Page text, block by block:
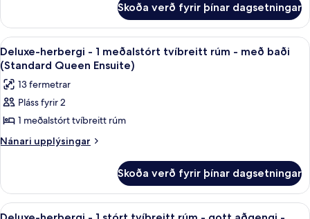
tvíbreitt
rúm
-
með
baði
(Deluxe
King
herbergi
1
stórt
tvíbreitt
rúm
baði
(Deluxe
King
Skoða verð fyrir þínar dagsetningar
Skoða
allar
myndir
fyrir
Deluxe-
herbergi
-
tvíbreitt
rúm
Deluxe-herbergi - 1 meðalstórt
6
Deluxe-herbergi - 1 meðalstórt tvíbreitt rúm - með baði
(Standard Queen Ensuite)
13 fermetrar
Pláss fyrir 2
1 meðalstórt tvíbreitt rúm
Nánari upplýsingar
Nánari
herbergi
1
Skoða verð fyrir þínar dagsetningar
Skoða
Dúnsængur, skrifborð, myrkratjöld/-
5